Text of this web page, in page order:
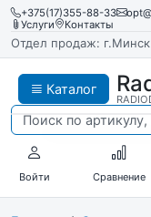
+375(17)355-88-33
Услуги
Контакты
Отдел продаж:
Каталог
Войти Сравнение